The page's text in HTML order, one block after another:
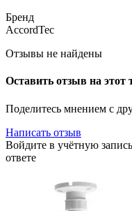
Бренд
AccordTec
Отзывы не найдены
Оставить отзыв на этот
Поделитесь мнением с
Написать отзыв
Войдите в учётную
ответе